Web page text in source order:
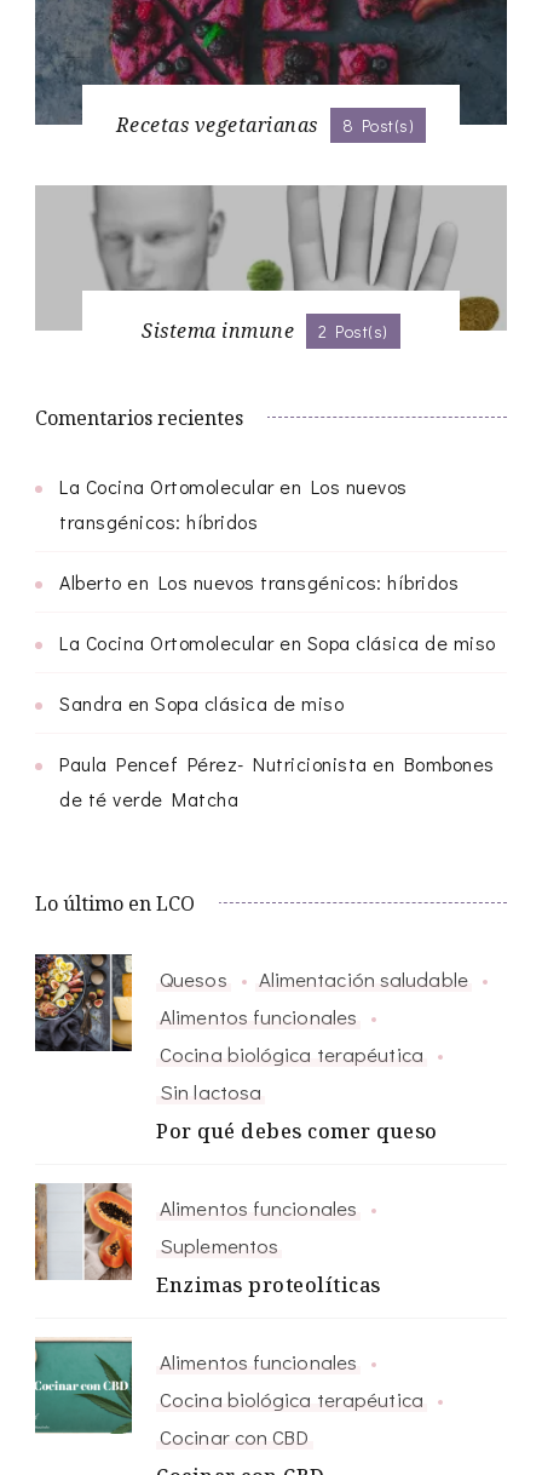
Recetas vegetarianas 8 Post(s)
Sistema inmune 2 Post(s)
Comentarios recientes
La Cocina Ortomolecularen Los nuevos
transgénicos: híbridos
Alberto en Los nuevos transgénicos: híbridos
La Cocina Ortomolecularen Sopa clásica de miso
Sandra en Sopa clásica de miso
Paula Pencef Pérez- Nutricionista en Bombones
de té verde Matcha
Lo último en LCO
Quesos
Alimentación saludable
Alimentos funcionales
Cocina biológica terapéutica
Sin lactosa
Por qué debes comer queso
Alimentos funcionales
Suplementos
Enzimas proteolíticas
Alimentos funcionales
Cocina biológica terapéutica
Cocinar con CBD